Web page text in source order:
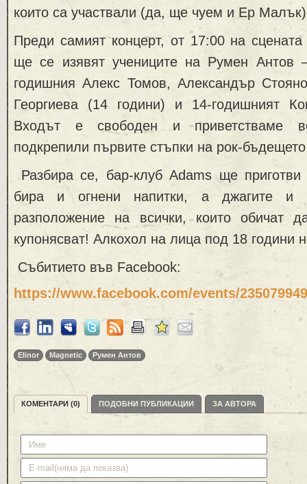
които са участвали (да, ще чуем и Ер
Преди самият концерт, от 17:00 на
ще се изявят учениците на Румен Антов
годишния Алекс Томов, Александър
Георгиева (14 години) и 14-годишният
Входът е свободен и приветстваме
подкрепили първите стъпки на рок-
Разбира се, бар-клуб Adams ще приготви
бира и огнени напитки, а джагите
разположение на всички, които обичат
купонясват! Алкохол на лица под 18 години
Събитието във Facebook:
https://www.facebook.com/events/
Elinor Magnetic Румен Антов
КОМЕНТАРИ (0) ПОДОБНИ ПУБЛИКАЦИИ ЗА АВТОРА